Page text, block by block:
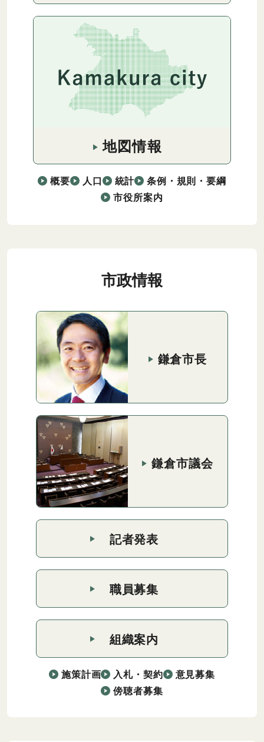
地図情報
概要 人口 統計
条例・規則・要綱
市役所案内
市政情報
鎌倉市長
鎌倉市議会
記者発表
職員募集
組織案内
施策計画 入札・契約
意見募集
傍聴者募集